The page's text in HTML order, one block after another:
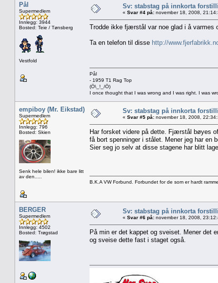
Pål
Supermedlem
Innlegg: 3944
Bosted: Teie / Tønsberg
Vestfold
Sv: stabstag på innkorta
« Svar #4 på: november 18, 2008,
Trodde ikke fjærstål var noe glad i å varmes
Ta en telefon til disse http://
Pål
- 1959 T1 Rag Top
(Ö\_!_/Ö)
I once thought that I was wrong and I was right. I was
empiboy (Mr. Eikstad)
Supermedlem
Innlegg: 796
Bosted: Skien
Senk hele bilen! ikke bare litt
av den.....
Sv: stabstag på innkorta
« Svar #5 på: november 18, 2008,
Har forsket videre på dette. Fjærstål bøyes
få bort spenninger i stålet. Mener jeg har en
Sier seg jo selv at disse stagene har blitt
B.K.A VW Forbund. Forbundet for de som er hardt
BERGER
Supermedlem
Innlegg: 4502
Bosted: Trøgstad
Sv: stabstag på innkorta
« Svar #6 på: november 18, 2008,
På min er det kappet og sveiset. Mener det
og sveise dette fast i staget også.